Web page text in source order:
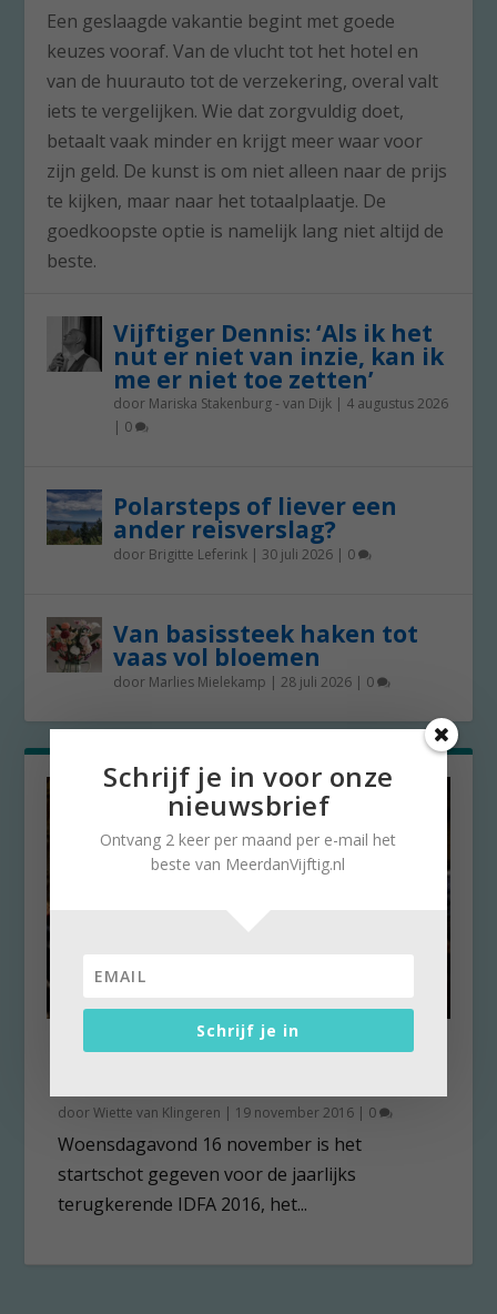
Een geslaagde vakantie begint met goede
keuzes vooraf. Van de vlucht tot het hotel en
van de huurauto tot de verzekering, overal valt
iets te vergelijken. Wie dat zorgvuldig doet,
betaalt vaak minder en krijgt meer waar voor
zijn geld. De kunst is om niet alleen naar de prijs
te kijken, maar naar het totaalplaatje. De
goedkoopste optie is namelijk lang niet altijd de
beste.
Vijftiger Dennis: ‘Als ik het
nut er niet van inzie, kan ik
me er niet toe zetten’
door Mariska Stakenburg - van Dijk | 4 augustus 2026
| 0
Polarsteps of liever een
ander reisverslag?
door Brigitte Leferink | 30 juli 2026 | 0
Van basissteek haken tot
vaas vol bloemen
door Marlies Mielekamp |28 juli 2026 | 0
IDFA 2016 op televisie, internet
doorWiette van Klingeren | 19 november 2016 | 0
Woensdagavond 16 november is het
startschot gegeven voor de jaarlijks
terugkerende IDFA 2016, het...
Schrijf je in voor onze
nieuwsbrief
Ontvang 2 keer per maand per e-mail het
beste van MeerdanVijftig.nl
Schrijf je in